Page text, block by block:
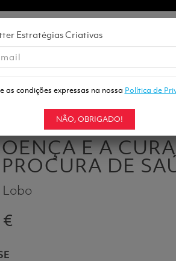
À BRUXARIA NA PROCURA DE
E A
DE
as condições expressas na nossa Política de
NÃO, OBRIGADO!